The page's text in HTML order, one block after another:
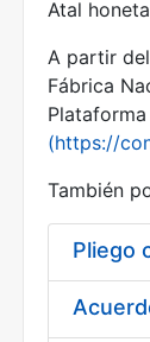
Atal
A partir
Fábrica
(https://
También
Pliego